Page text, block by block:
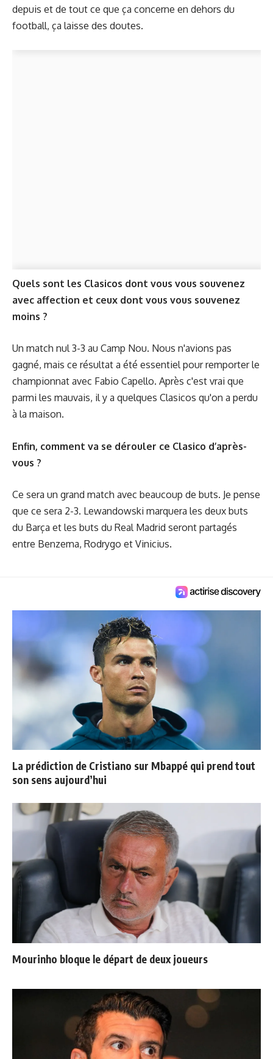
depuis et de tout ce que ça concerne en dehors du
football, ça laisse des doutes.
Quels sont les Clasicos dont vous vous souvenez
avec affection et ceux dont vous vous souvenez
moins ?
Un match nul 3-3 au Camp Nou. Nous n'avions pas
gagné, mais ce résultat a été essentiel pour remporter le
championnat avec Fabio Capello. Après c'est vrai que
parmi les mauvais, il y a quelques Clasicos qu'on a perdu
à la maison.
Enfin, comment va se dérouler ce Clasico d’après-
vous ?
Ce sera un grand match avec beaucoup de buts. Je pense
que ce sera 2-3. Lewandowski marquera les deux buts
du Barça et les buts du Real Madrid seront partagés
entre Benzema, Rodrygo et Vinicius.
La prédiction de Cristiano sur Mbappé qui prend tout
son sens aujourd’hui
Mourinho bloque le départ de deux joueurs